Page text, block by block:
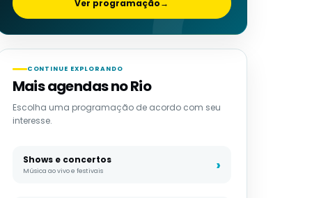
Ver programação→
CONTINUE EXPLORANDO
Mais agendas no Rio
Escolha uma programação de acordo com seu
interesse.
Shows e concertos
Música ao vivo e festivais